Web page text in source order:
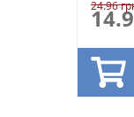
24.96